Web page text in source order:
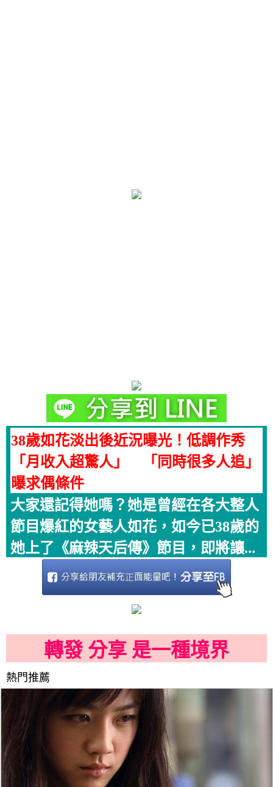
38歲如花淡出後近況曝光！低調作秀
「月收入超驚人」 「同時很多人追」
曝求偶條件
大家還記得她嗎？她是曾經在各大整人
節目爆紅的女藝人如花，如今已38歲的
她上了《麻辣天后傳》節目，即將讓...
轉發 分享 是一種境界
熱門推薦